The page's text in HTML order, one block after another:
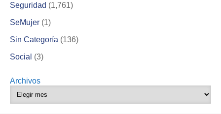
Seguridad (1,761)
SeMujer (1)
Sin Categoría (136)
Social (3)
Archivos